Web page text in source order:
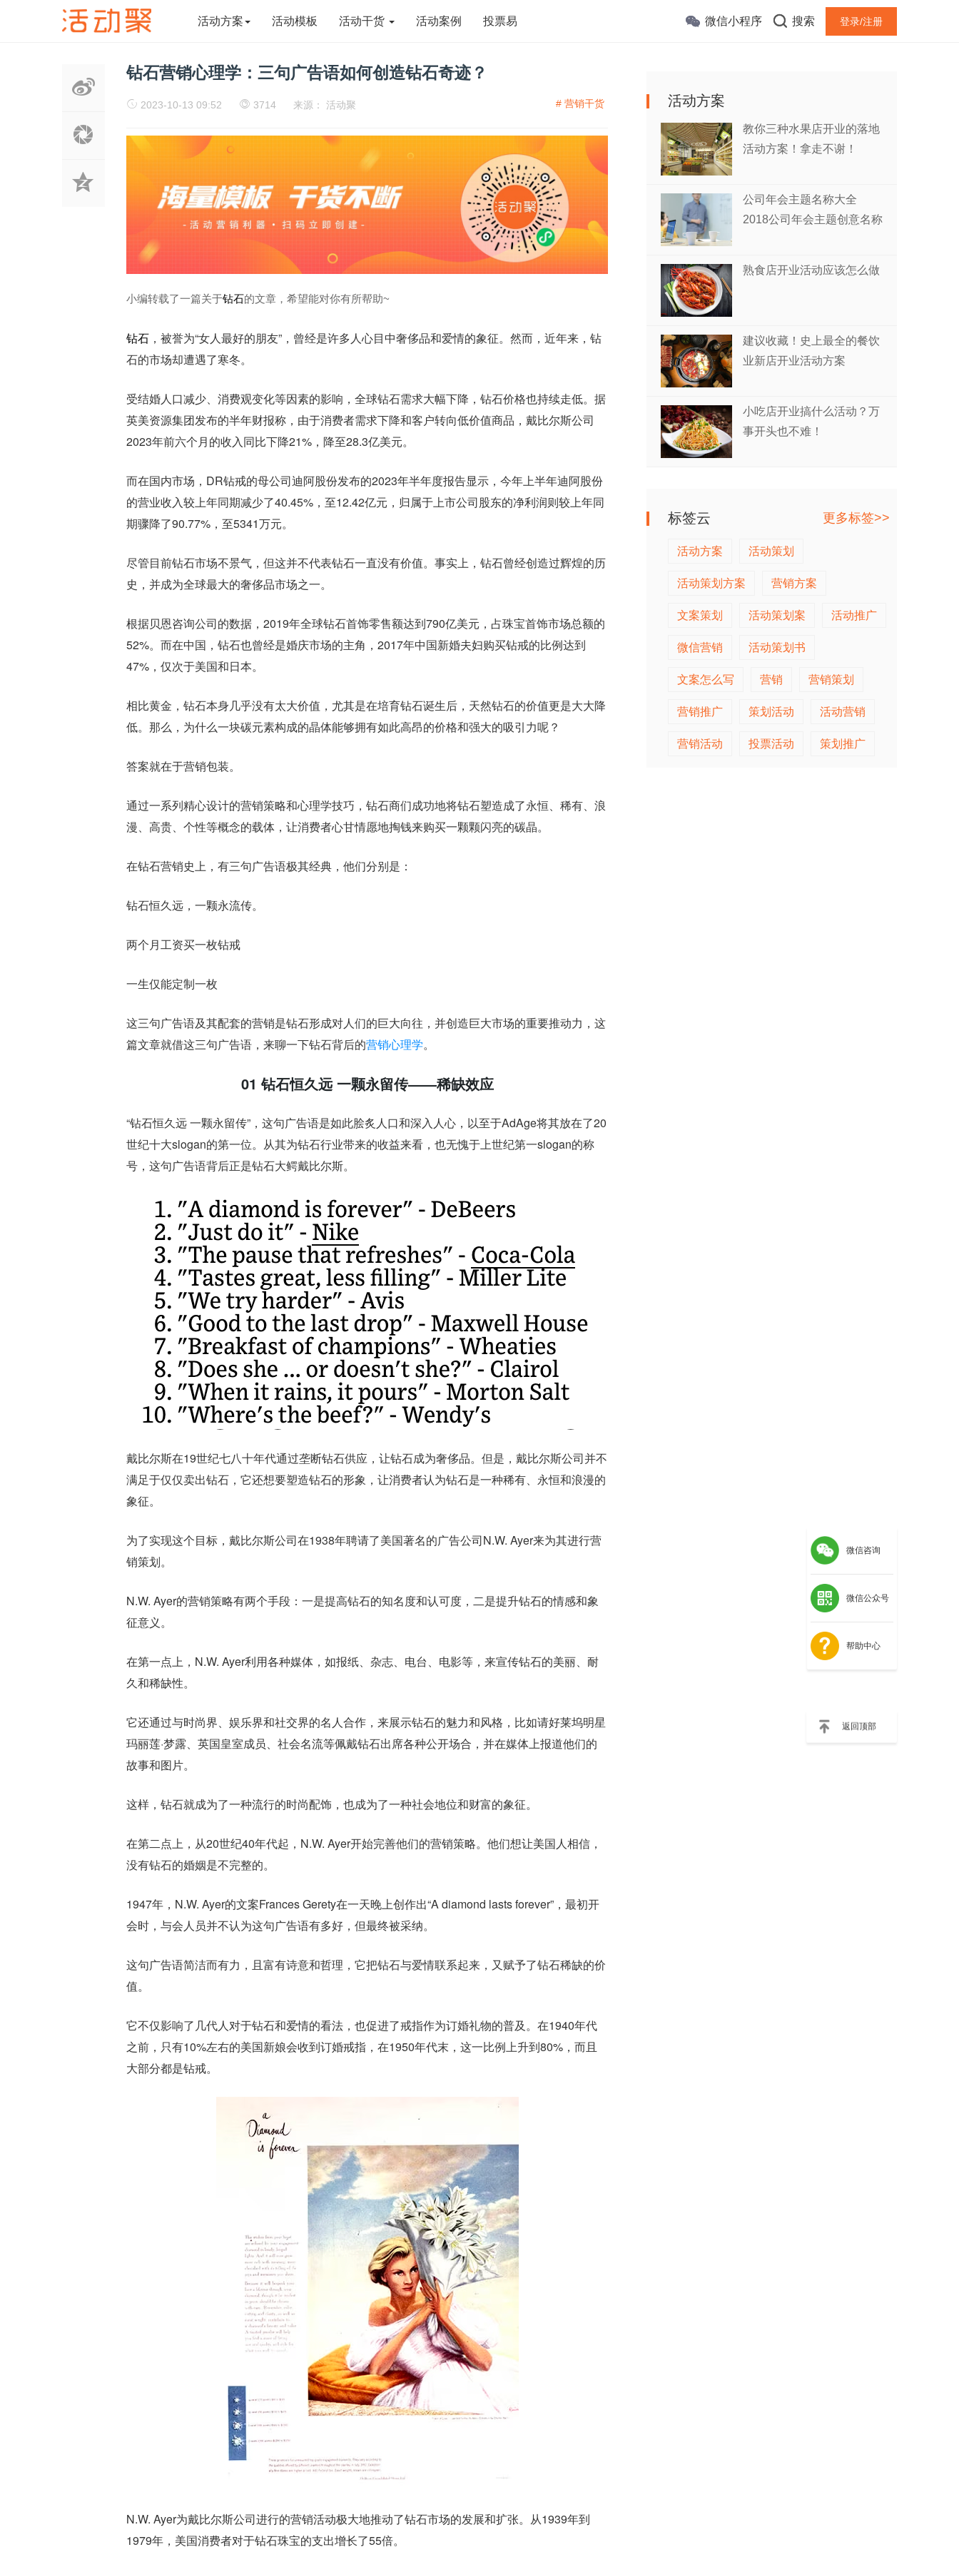
活动方案 活动模板 活动干货 活动案例 投票易 微信小程序 搜索 登录/注册
钻石营销心理学：三句广告语如何创造钻石奇迹？
# 营销干货
2023-10-13 09:52 3714 来源： 活动聚
小编转载了一篇关于钻石的文章，希望能对你有所帮助~
钻石 ，被誉为“女人最好的朋友”，曾经是许多人心目中奢侈品和爱情的象征。然而，近年来，钻
石的市场却遭遇了寒冬。
受结婚人口减少、消费观变化等因素的影响，全球钻石需求大幅下降，钻石价格也持续走低。据
英美资源集团发布的半年财报称，由于消费者需求下降和客户转向低价值商品，戴比尔斯公司
2023年前六个月的收入同比下降21%，降至28.3亿美元。
而在国内市场，DR钻戒的母公司迪阿股份发布的2023年半年度报告显示，今年上半年迪阿股份
的营业收入较上年同期减少了40.45%，至12.42亿元，归属于上市公司股东的净利润则较上年同
期骤降了90.77%，至5341万元。
尽管目前钻石市场不景气，但这并不代表钻石一直没有价值。事实上，钻石曾经创造过辉煌的历
史，并成为全球最大的奢侈品市场之一。
根据贝恩咨询公司的数据，2019年全球钻石首饰零售额达到790亿美元，占珠宝首饰市场总额的
52%。而在中国，钻石也曾经是婚庆市场的主角，2017年中国新婚夫妇购买钻戒的比例达到
47%，仅次于美国和日本。
相比黄金，钻石本身几乎没有太大价值，尤其是在培育钻石诞生后，天然钻石的价值更是大大降
低。那么，为什么一块碳元素构成的晶体能够拥有如此高昂的价格和强大的吸引力呢？
答案就在于营销包装。
通过一系列精心设计的营销策略和心理学技巧，钻石商们成功地将钻石塑造成了永恒、稀有、浪
漫、高贵、个性等概念的载体，让消费者心甘情愿地掏钱来购买一颗颗闪亮的碳晶。
在钻石营销史上，有三句广告语极其经典，他们分别是：
钻石恒久远，一颗永流传。
两个月工资买一枚钻戒
一生仅能定制一枚
这三句广告语及其配套的营销是钻石形成对人们的巨大向往，并创造巨大市场的重要推动力，这
篇文章就借这三句广告语，来聊一下钻石背后的营销心理学。
01 钻石恒久远 一颗永留传——稀缺效应
“钻石恒久远 一颗永留传”，这句广告语是如此脍炙人口和深入人心，以至于AdAge将其放在了20
世纪十大slogan的第一位。从其为钻石行业带来的收益来看，也无愧于上世纪第一slogan的称
号，这句广告语背后正是钻石大鳄戴比尔斯。
戴比尔斯在19世纪七八十年代通过垄断钻石供应，让钻石成为奢侈品。但是， 戴比尔斯公司并不
满足于仅仅卖出钻石，它还想要塑造钻石的形象，让消费者认为钻石是一种稀有、永恒和浪漫的
象征。
为了实现这个目标，戴比尔斯公司在1938年聘请了美国著名的广告公司N.W. Ayer来为其进行营
销策划。
N.W. Ayer的营销策略有两个手段：一是提高钻石的知名度和认可度，二是提升钻石的情感和象
征意义。
在第一点上，N.W. Ayer利用各种媒体，如报纸、杂志、电台、电影等，来宣传钻石的美丽、耐
久和稀缺性。
它还通过与时尚界、娱乐界和社交界的名人合作，来展示钻石的魅力和风格，比如请好莱坞明星
玛丽莲·梦露、英国皇室成员、社会名流等佩戴钻石出席各种公开场合，并在媒体上报道他们的
故事和图片。
这样，钻石就成为了一种流行的时尚配饰，也成为了一种社会地位和财富的象征。
在第二点上，从20世纪40年代起，N.W. Ayer开始完善他们的营销策略。他们想让美国人相信，
没有钻石的婚姻是不完整的。
1947年，N.W. Ayer的文案Frances Gerety在一天晚上创作出“A diamond lasts forever”，最初开
会时，与会人员并不认为这句广告语有多好，但最终被采纳。
这句广告语简洁而有力，且富有诗意和哲理，它把钻石与爱情联系起来，又赋予了钻石稀缺的价
值。
它不仅影响了几代人对于钻石和爱情的看法，也促进了戒指作为订婚礼物的普及。 在1940年代
之前，只有10%左右的美国新娘会收到订婚戒指，在1950年代末，这一比例上升到80%，而且
大部分都是钻戒。
N.W. Ayer为戴比尔斯公司进行的营销活动极大地推动了钻石市场的发展和扩张。从1939年到
1979年，美国消费者对于钻石珠宝的支出增长了55倍。
活动方案
教你三种水果店开业的落地
活动方案！拿走不谢！
公司年会主题名称大全
2018公司年会主题创意名称
熟食店开业活动应该怎么做
建议收藏！史上最全的餐饮
业新店开业活动方案
小吃店开业搞什么活动？万
事开头也不难！
标签云 更多标签>>
活动方案 活动策划
活动策划方案 营销方案
文案策划 活动策划案 活动推广
微信营销 活动策划书
文案怎么写 营销 营销策划
营销推广 策划活动 活动营销
营销活动 投票活动 策划推广
微信咨询
微信公众号
帮助中心
返回顶部